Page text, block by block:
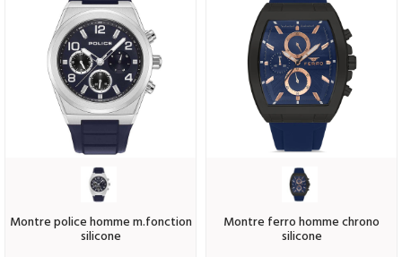
montre police homme m.fonction
silicone
montre ferro homme chrono
silicone